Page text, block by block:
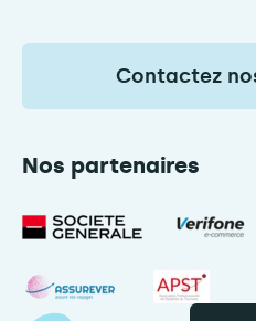
Contactez
Nos partenaires